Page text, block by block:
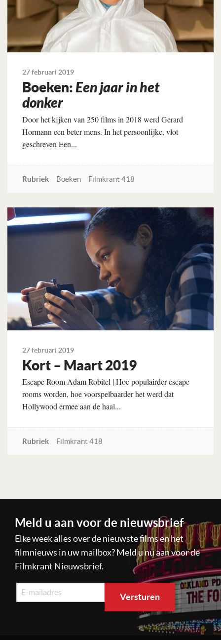
27 februari 2019
Boeken:Een jaar in het
donker
Door het kijken van 250 films in 2018 werd Gerard
Hormann een beter mens. In het persoonlijke, vlot
geschreven Een...
Rubriek Boeken Filmkrant 418
Lees verder
27 februari 2019
Kort – Maart 2019
Escape Room Adam Robitel | Hoe populairder escape
rooms worden, hoe voorspelbaarder het werd dat
Hollywood ermee aan de haal...
Rubriek Filmkrant 418
Meld u aan voor de nieuwsbrief
Elke week alles over de nieuwste films en het
filmnieuws in uw mailbox? Meld u nu aan voor de
Filmkrant Nieuwsbrief.